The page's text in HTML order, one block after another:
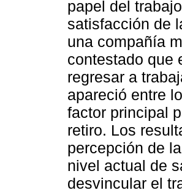
papel del
satisfacción de
una compañía
contestado que
regresar a
apareció entre
factor principal
retiro. Los
percepción de
nivel actual de
desvincular el